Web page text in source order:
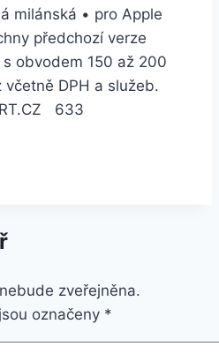
milánská • pro Apple
předchozí verze
obvodem 150 až 200
včetně DPH a služeb.
633
A)
zveřejněna.
označeny *